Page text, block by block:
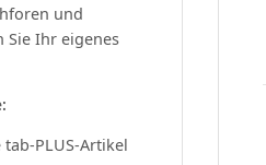
und
Sie Ihr eigenes
tab-PLUS-Artikel